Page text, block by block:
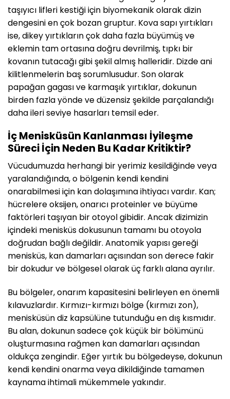
taşıyıcı lifleri kestiği için biyomekanik olarak dizin
dengesini en çok bozan gruptur. Kova sapı yırtıkları
ise, dikey yırtıkların çok daha fazla büyümüş ve
eklemin tam ortasına doğru devrilmiş, tıpkı bir
kovanın tutacağı gibi şekil almış halleridir. Dizde ani
kilitlenmelerin baş sorumlusudur. Son olarak
papağan gagası ve karmaşık yırtıklar, dokunun
birden fazla yönde ve düzensiz şekilde parçalandığı
daha ileri seviye hasarları temsil eder.
İç Menisküsün Kanlanması İyileşme
Süreci İçin Neden Bu Kadar Kritiktir?
Vücudumuzda herhangi bir yerimiz kesildiğinde veya
yaralandığında, o bölgenin kendi kendini
onarabilmesi için kan dolaşımına ihtiyacı vardır. Kan;
hücrelere oksijen, onarıcı proteinler ve büyüme
faktörleri taşıyan bir otoyol gibidir. Ancak dizimizin
içindeki menisküs dokusunun tamamı bu otoyola
doğrudan bağlı değildir. Anatomik yapısı gereği
menisküs, kan damarları açısından son derece fakir
bir dokudur ve bölgesel olarak üç farklı alana ayrılır.
Bu bölgeler, onarım kapasitesini belirleyen en önemli
kılavuzlardır. Kırmızı-kırmızı bölge (kırmızı zon),
menisküsün diz kapsülüne tutunduğu en dış kısmıdır.
Bu alan, dokunun sadece çok küçük bir bölümünü
oluşturmasına rağmen kan damarları açısından
oldukça zengindir. Eğer yırtık bu bölgedeyse, dokunun
kendi kendini onarma veya dikildiğinde tamamen
kaynama ihtimali mükemmele yakındır.